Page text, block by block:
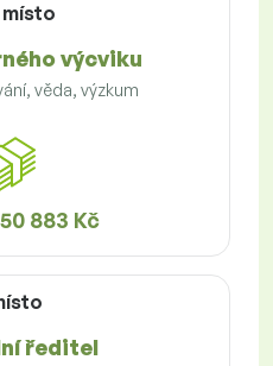
místo
výcviku
věda, výzkum
883 Kč
ředitel